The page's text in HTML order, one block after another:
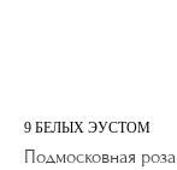
9 БЕЛЫХ ЭУСТОМ
Подмосковная роза